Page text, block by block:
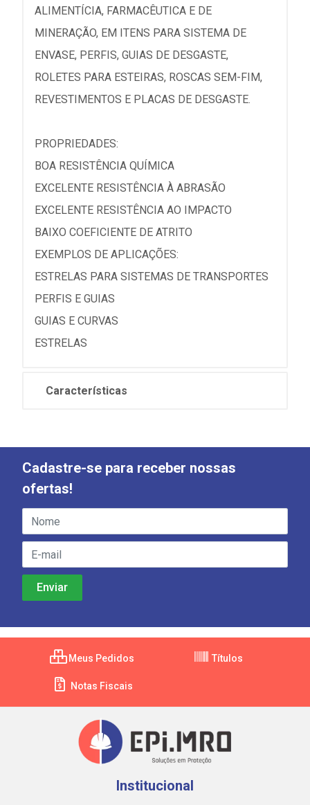
ALIMENTÍCIA, FARMACÊUTICA E DE
MINERAÇÃO, EM ITENS PARA SISTEMA DE
ENVASE, PERFIS, GUIAS DE DESGASTE,
ROLETES PARA ESTEIRAS, ROSCAS SEM-FIM,
REVESTIMENTOS E PLACAS DE DESGASTE.
PROPRIEDADES:
BOA RESISTÊNCIA QUÍMICA
EXCELENTE RESISTÊNCIA À ABRASÃO
EXCELENTE RESISTÊNCIA AO IMPACTO
BAIXO COEFICIENTE DE ATRITO
EXEMPLOS DE APLICAÇÕES:
ESTRELAS PARA SISTEMAS DE TRANSPORTES
PERFIS E GUIAS
GUIAS E CURVAS
ESTRELAS
Características
Cadastre-se para receber nossas
ofertas!
Meus Pedidos Títulos
Notas Fiscais
Institucional